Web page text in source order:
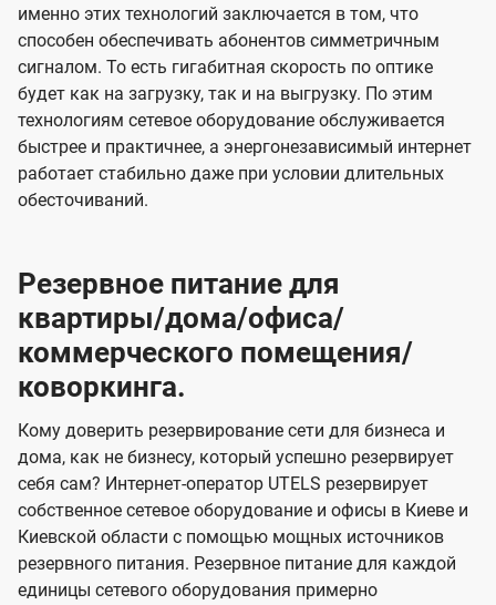
именно этих технологий заключается в том, что
способен обеспечивать абонентов симметричным
сигналом. То есть гигабитная скорость по оптике
будет как на загрузку, так и на выгрузку. По этим
технологиям сетевое оборудование обслуживается
быстрее и практичнее, а энергонезависимый интернет
работает стабильно даже при условии длительных
обесточиваний.
Резервное питание для
квартиры/дома/офиса/
коммерческого помещения/
коворкинга.
Кому доверить резервирование сети для бизнеса и
дома, как не бизнесу, который успешно резервирует
себя сам? Интернет-оператор UTELS резервирует
собственное сетевое оборудование и офисы в Киеве и
Киевской области с помощью мощных источников
резервного питания. Резервное питание для каждой
единицы сетевого оборудования примерно